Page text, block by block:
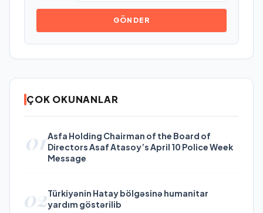
GÖNDER
ÇOK OKUNANLAR
01Asfa Holding Chairman of the Board of
Directors Asaf Atasoy’s April 10 Police Week
Message
02Türkiyənin Hatay bölgəsinə humanitar
yardım göstərilib